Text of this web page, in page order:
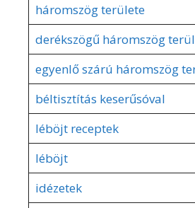
háromszög területe
derékszögű háromszög
egyenlő szárú háromszög
béltisztítás keserűsóval
léböjt receptek
léböjt
idézetek